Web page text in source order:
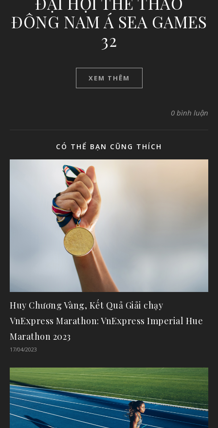
ĐÔNG NAM Á SEA GAMES
32
XEM THÊM
0 bình luận
CÓ THỂ BẠN CŨNG THÍCH
Huy Chương Vàng, Kết Quả Giải chạy
VnExpress Marathon: VnExpress Imperial Hue
Marathon 2023
17/04/2023